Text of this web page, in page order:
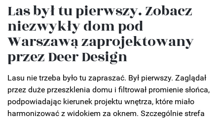
Las był tu pierwszy. Zobacz
niezwykły dom pod
Warszawą zaprojektowany
przez Deer Design
Lasu nie trzeba było tu zapraszać. Był pierwszy. Zaglądał
przez duże przeszklenia domu i filtrował promienie słońca,
podpowiadając kierunek projektu wnętrza, które miało
harmonizować z widokiem za oknem. Szczególnie strefa